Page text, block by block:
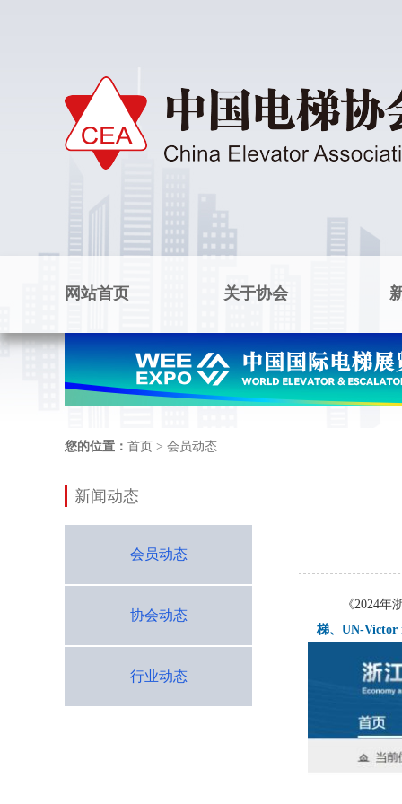
网站首页 关于协会
您的位置： 首页 > 会员动态
新闻动态
会员动态
协会动态
行业动态
《2024年
梯、UN-Victor